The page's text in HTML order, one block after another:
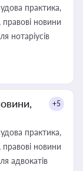
практика,
новини
нотаріусів
+5
практика,
новини
адвокатів